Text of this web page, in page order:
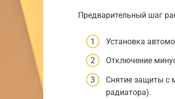
Предварительный шаг
Установка
Отключение
Снятие защиты с
радиатора).